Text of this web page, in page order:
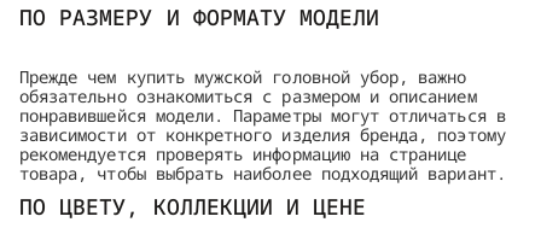
ПО РАЗМЕРУ И ФОРМАТУ МОДЕЛИ
Прежде чем купить мужской головной убор, важно
обязательно ознакомиться с размером и описанием
понравившейся модели. Параметры могут отличаться в
зависимости от конкретного изделия бренда, поэтому
рекомендуется проверять информацию на странице
товара, чтобы выбрать наиболее подходящий вариант.
ПО ЦВЕТУ, КОЛЛЕКЦИИ И ЦЕНЕ